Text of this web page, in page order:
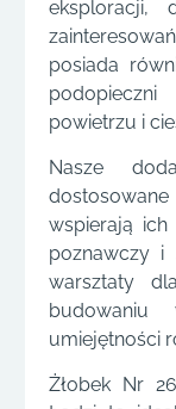
eksploracji,
posiada
powietrzu i
Nasze
wspierają
poznawczy i
warsztaty
budowaniu
umiejętności
Żłobek Nr